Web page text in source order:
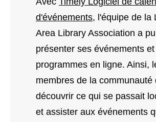
d'événements, l'équipe de la
Area Library Association a pu
présenter ses événements
programmes en ligne. Ainsi,
membres de la communauté
découvrir ce qui se passait
et assister aux événements